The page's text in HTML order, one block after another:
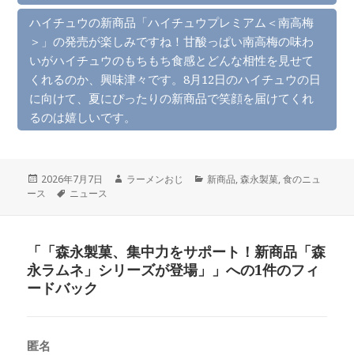
ハイチュウの新商品「ハイチュウプレミアム＜南高梅
＞」の発売が楽しみですね！甘酸っぱい南高梅の味わ
いがハイチュウのもちもち食感とどんな相性を見せて
くれるのか、興味津々です。8月12日のハイチュウの日
に向けて、夏にぴったりの新商品で笑顔を届けてくれ
るのは嬉しいです。
投
稿
2026年7月7日
作
ラーメンおじ
カ
新商品,森永製菓,食のニュ
ース
タ
ニュース
「「森永製菓、集中力をサポート！新商品「森
永ラムネ」シリーズが登場」」への1件のフィ
ードバック
匿名